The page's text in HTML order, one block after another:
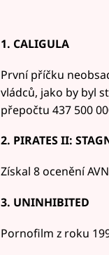
1. CALIGULA
První příčku
vládců, jako by byl
přepočtu 437 500
2. PIRATES II:
Získal 8 ocenění
3. UNINHIBITED
Pornofilm z roku